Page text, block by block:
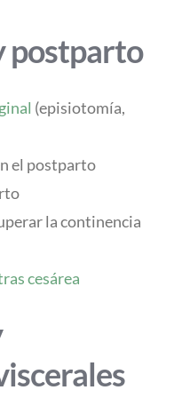
postparto
(episiotomía,
el postparto
la continencia
cesárea